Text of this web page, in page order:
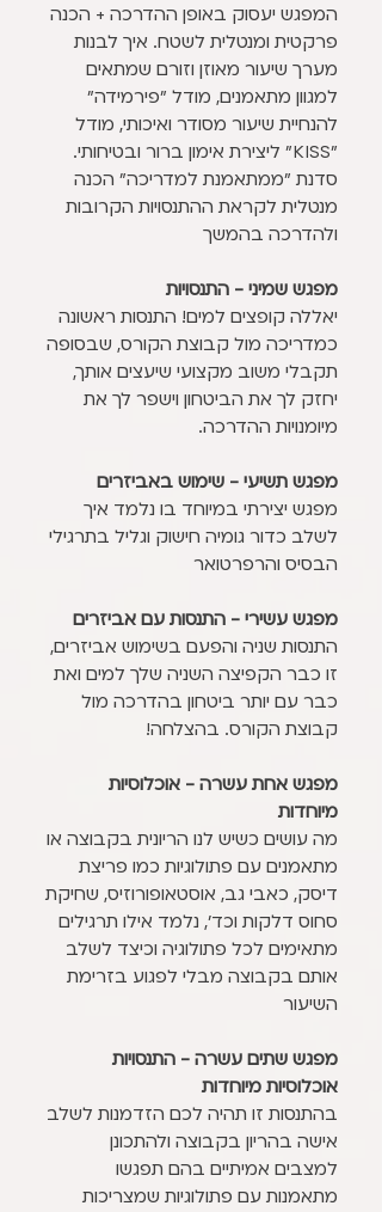
המפגש יעסוק באופן ההדרכה + הכנה
פרקטית ומנטלית לשטח. איך לבנות
מערך שיעור מאוזן וזורם שמתאים
למגוון מתאמנים, מודל "פירמידה"
להנחיית שיעור מסודר ואיכותי, מודל
"KISS" ליצירת אימון ברור ובטיחותי.
סדנת "ממתאמנת למדריכה" הכנה
מנטלית לקראת ההתנסויות הקרובות
ולהדרכה בהמשך
מפגש שמיני - התנסויות
יאללה קופצים למים! התנסות ראשונה
כמדריכה מול קבוצת הקורס, שבסופה
תקבלי משוב מקצועי שיעצים אותך,
יחזק לך את הביטחון וישפר לך את
מיומנויות ההדרכה.
מפגש תשיעי - שימוש באביזרים
מפגש יצירתי במיוחד בו נלמד איך
לשלב כדור גומיה חישוק וגליל בתרגילי
הבסיס והרפרטואר
מפגש עשירי - התנסות עם אביזרים
התנסות שניה והפעם בשימוש אביזרים,
זו כבר הקפיצה השניה שלך למים ואת
כבר עם יותר ביטחון בהדרכה מול
קבוצת הקורס. בהצלחה!
מפגש אחת עשרה - אוכלוסיות
מיוחדות
מה עושים כשיש לנו הריונית בקבוצה או
מתאמנים עם פתולוגיות כמו פריצת
דיסק, כאבי גב, אוסטאופורוזיס, שחיקת
סחוס דלקות וכד', נלמד אילו תרגילים
מתאימים לכל פתולוגיה וכיצד לשלב
אותם בקבוצה מבלי לפגוע בזרימת
השיעור
מפגש שתים עשרה - התנסויות
אוכלוסיות מיוחדות
בהתנסות זו תהיה לכם הזדמנות לשלב
אישה בהריון בקבוצה ולהתכונן
למצבים אמיתיים בהם תפגשו
מתאמנות עם פתולוגיות שמצריכות